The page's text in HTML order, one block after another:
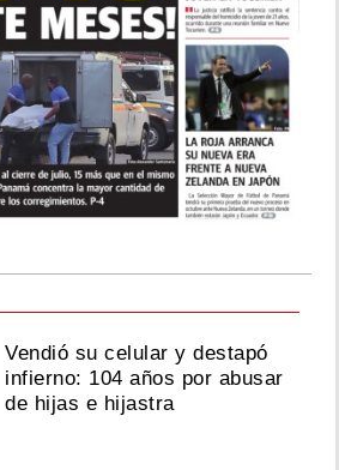
Vendió su celular y destapó
infierno: 104 años por abusar
de hijas e hijastra